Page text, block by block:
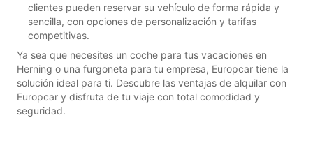
clientes pueden reservar su vehículo de forma rápida y
sencilla, con opciones de personalización y tarifas
competitivas.
Ya sea que necesites un coche para tus vacaciones en
Herning o una furgoneta para tu empresa, Europcar tiene la
solución ideal para ti. Descubre las ventajas de alquilar con
Europcar y disfruta de tu viaje con total comodidad y
seguridad.